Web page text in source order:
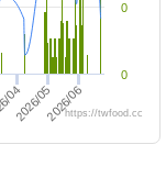
04
2026/052026/06
0
0
https://twfood.cc